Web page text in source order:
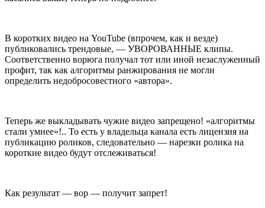
В коротких видео на YouTube (впрочем, как и везде)
публиковались трендовые, — УВОРОВАННЫЕ клипы.
Соответственно ворюга получал тот или иной незаслуженный
профит, так как алгоритмы ранжирования не могли
определить недобросовестного «автора».
Теперь же выкладывать чужие видео запрещено! «алгоритмы
стали умнее»!.. То есть у владельца канала есть лицензия на
публикацию роликов, следовательно — нарезки ролика на
короткие видео будут отслеживаться!
Как результат — вор — получит запрет!